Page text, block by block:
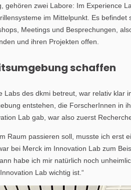
zwei Labore: Im Experience
im Mittelpunkt. Es befindet
Meetings und Besprechungen,
und ihren Projekten offen.
schaffen
Labs des dkmi betreut, war relativ klar
entstehen, die ForscherInnen in
Lab gab, war also zuerst
Raum passieren soll, musste ich erst
bei Merck im Innovation Lab zum
habe ich mir natürlich noch
Lab wichtig ist.“